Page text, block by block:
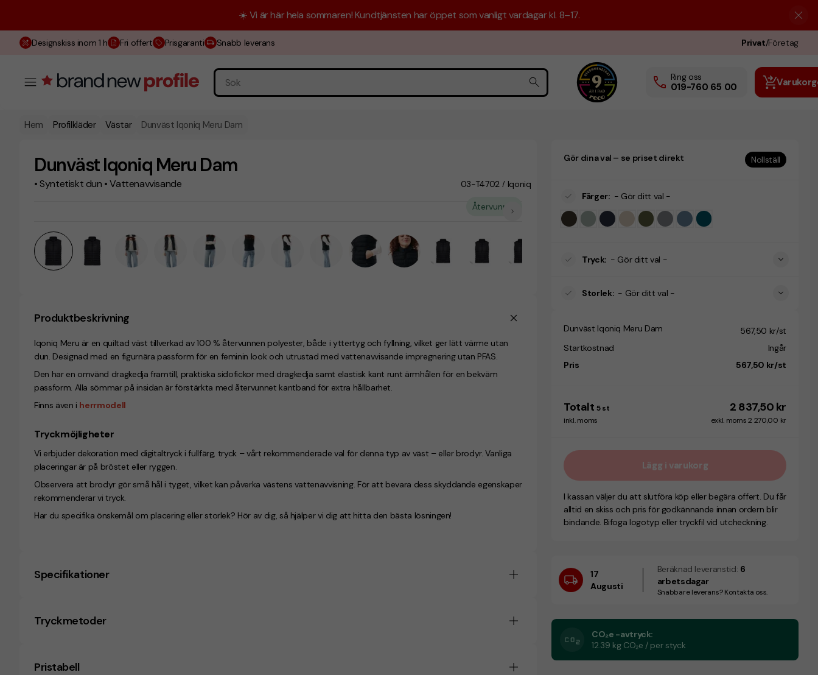
☀️ Vi är här hela sommaren! Kundtjänsten har öppet som vanligt vardagar kl. 8–17.
Designskiss inom 1 h Fri offert Prisgaranti Snabb leverans Privat/Företag
Ring oss
019-760 65 00
Hem Profilkläder Västar Dunväst Iqoniq Meru Dam
Dunväst Iqoniq Meru Dam
• Syntetiskt dun • Vattenavvisande 03-T4702 / Iqoniq
Återvunnet
Produktbeskrivning
Iqoniq Meru är en quiltad väst tillverkad av 100 % återvunnen polyester, både i yttertyg och fyllning, vilket ger lätt värme utan
dun. Designad med en figurnära passform för en feminin look och utrustad med vattenavvisande impregnering utan PFAS.
Den har en omvänd dragkedja framtill, praktiska sidofickor med dragkedja samt elastisk kant runt ärmhålen för en bekväm
passform. Alla sömmar på insidan är förstärkta med återvunnet kantband för extra hållbarhet.
Finns även i herrmodell
Tryckmöjligheter
Vi erbjuder dekoration med digitaltryck i fullfärg, tryck – vårt rekommenderade val för denna typ av väst – eller brodyr. Vanliga
placeringar är på bröstet eller ryggen.
Observera att brodyr gör små hål i tyget, vilket kan påverka västens vattenavvisning. För att bevara dess skyddande egenskaper
rekommenderar vi tryck.
Har du specifika önskemål om placering eller storlek? Hör av dig, så hjälper vi dig att hitta den bästa lösningen!
Specifikationer
Tryckmetoder
Pristabell
Gör dina val – se priset direkt Nollställ
Färger: - Gör ditt val -
Tryck: - Gör ditt val -
Storlek: - Gör ditt val -
Dunväst Iqoniq Meru Dam
567,50 kr/st
Startkostnad
Ingår
Pris
567,50 kr/st
Totalt 5 st 2 837,50 kr
inkl. moms exkl. moms 2 270,00 kr
Lägg i varukorg
I kassan väljer du att slutföra köp eller begära offert. Du får
alltid en skiss och pris för godkännande innan ordern blir
bindande. Bifoga logotyp eller tryckfil vid utcheckning.
17
Augusti
Beräknad leveranstid: 6
arbetsdagar
Snabbare leverans? Kontakta oss.
CO₂e -avtryck:
12.39 kg CO₂e / per styck